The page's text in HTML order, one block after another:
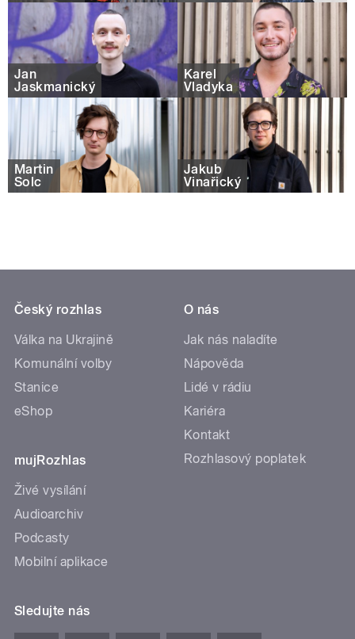
Jan
Jaskmanický
Karel
Vladyka
Martin
Šolc
Jakub
Vinařický
Český rozhlas
Válka na Ukrajině
Komunální volby
Stanice
eShop
mujRozhlas
Živé vysílání
Audioarchiv
Podcasty
Mobilní aplikace
O nás
Jak nás naladíte
Nápověda
Lidé v rádiu
Kariéra
Kontakt
Rozhlasový poplatek
Sledujte nás